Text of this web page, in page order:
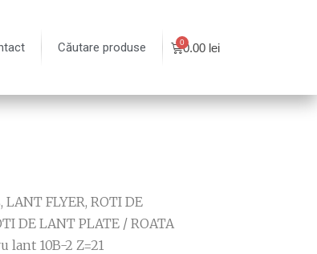
Căutare produse 0.00 lei
FLYER, ROTI DE
DE LANT PLATE / ROATA
lant 10B-2 Z=21